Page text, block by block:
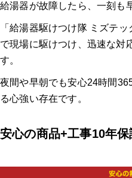
給湯器が故障したら、一刻も
「給湯器駆けつけ隊 ミズテ
で現場に駆けつけ、迅速な対
す。
夜間や早朝でも安心24時間
る心強い存在です。
安心の商品+工事10年保